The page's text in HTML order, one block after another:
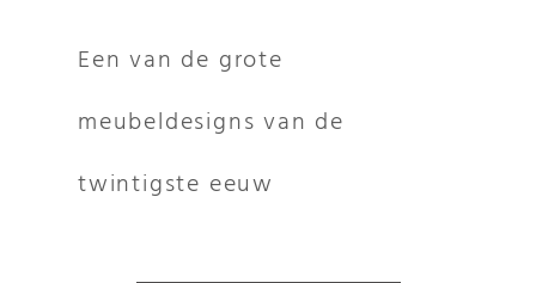
Een van de grote
meubeldesigns van de
twintigste eeuw